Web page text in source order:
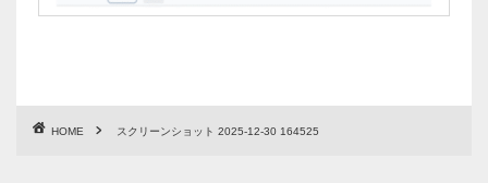
HOME スクリーンショット 2025-12-30 164525